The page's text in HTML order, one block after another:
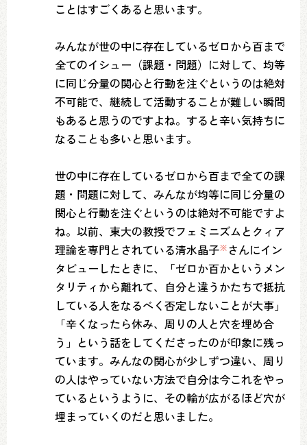
ことはすごくあると思います。
みんなが世の中に存在しているゼロから百まで
全てのイシュー（課題・問題）に対して、均等
に同じ分量の関心と行動を注ぐというのは絶対
不可能で、継続して活動することが難しい瞬間
もあると思うのですよね。すると辛い気持ちに
なることも多いと思います。
世の中に存在しているゼロから百まで全ての課
題・問題に対して、みんなが均等に同じ分量の
関心と行動を注ぐというのは絶対不可能ですよ
ね。以前、東大の教授でフェミニズムとクィア
理論を専門とされている清水晶子※さんにイン
タビューしたときに、「ゼロか百かというメン
タリティから離れて、自分と違うかたちで抵抗
している人をなるべく否定しないことが大事」
「辛くなったら休み、周りの人と穴を埋め合
う」という話をしてくださったのが印象に残っ
ています。みんなの関心が少しずつ違い、周り
の人はやっていない方法で自分は今これをやっ
ているというように、その輪が広がるほど穴が
埋まっていくのだと思いました。